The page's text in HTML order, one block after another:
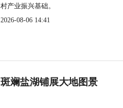
村产业振兴基础。
2026-08-06 14:41
斑斓盐湖铺展大地图景